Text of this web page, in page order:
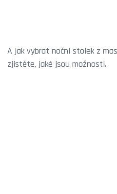
A jak vybrat noční stolek z
zjistěte, jaké jsou možnosti.